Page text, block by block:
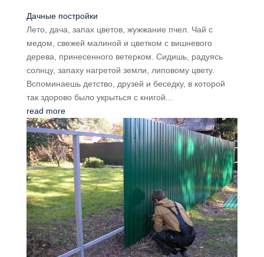
Дачные постройки
Лето, дача, запах цветов, жужжание пчел. Чай с
медом, свежей малиной и цветком с вишневого
дерева, принесенного ветерком. Сидишь, радуясь
солнцу, запаху нагретой земли, липовому цвету.
Вспоминаешь детство, друзей и беседку, в которой
так здорово было укрыться с книгой...
read more